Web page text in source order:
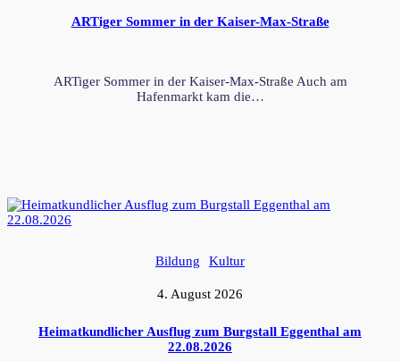
ARTiger Sommer in der Kaiser-Max-Straße
ARTiger Sommer in der Kaiser-Max-Straße Auch am
Hafenmarkt kam die…
Bildung Kultur
4. August 2026
Heimatkundlicher Ausflug zum Burgstall Eggenthal am
22.08.2026